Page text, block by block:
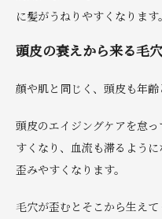
に髪がうねりやすくなります。
頭皮の衰えから来る毛
顔や肌と同じく、頭皮も年齢
頭皮のエイジングケアを怠
すくなり、血流も滞るよう
歪みやすくなります。
毛穴が歪むとそこから生え